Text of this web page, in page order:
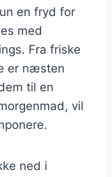
en fryd for
med
Fra friske
er næsten
til en
vil
ned i